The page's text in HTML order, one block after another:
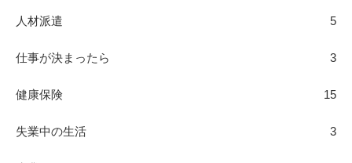
人材派遣 5
仕事が決まったら 3
健康保険 15
失業中の生活 3